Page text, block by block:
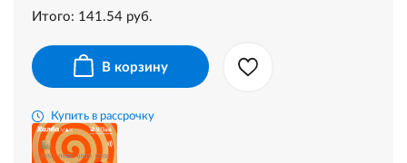
Итого: 141.54 руб.
В корзину
Купить в рассрочку